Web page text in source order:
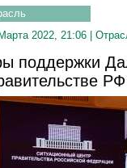
2022, 21:06 |
поддержки
РФ